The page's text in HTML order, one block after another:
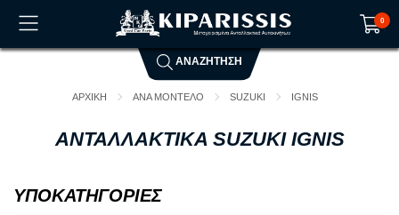
0
Το καλάθι αγορών είναι άδειο!
ΑΝΑΖΗΤΗΣΗ
ΑΡΧΙΚΗ ΑΝΑ ΜΟΝΤΕΛΟ SUZUKI IGNIS
ΑΝΤΑΛΛΑΚΤΙΚΑ SUZUKI IGNIS
ΥΠΟΚΑΤΗΓΟΡΙΕΣ